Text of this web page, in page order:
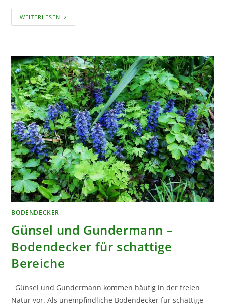
WEITERLESEN GRABGESTALTUNG
MIT
ES
ZU
BEACHTEN
BODENDECKER
Günsel und Gundermann –
Bodendecker für schattige
Bereiche
Günsel und Gundermann kommen häufig in der freien
Natur vor. Als unempfindliche Bodendecker für schattige